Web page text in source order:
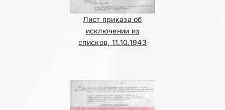
Лист приказа об
исключении из
списков, 11.10.1943